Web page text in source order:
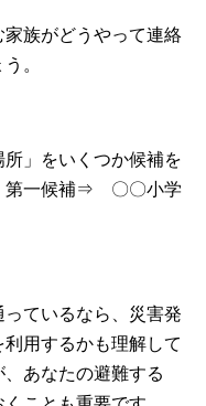
族がどうやって連絡
。
」をいくつか候補を
第一候補⇒ 〇〇小学
ているなら、災害発
用するかも理解して
あなたの避難する